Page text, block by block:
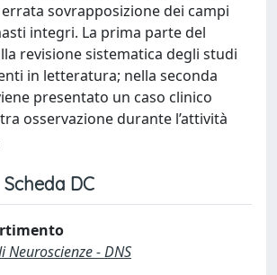
sovrapposizione dei campi
integri. La prima parte del
revisione sistematica degli studi
in letteratura; nella seconda
presentato un caso clinico
osservazione durante l’attività
Scheda DC
- DNS